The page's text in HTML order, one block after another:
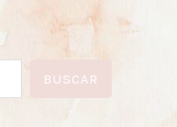
BUSCAR